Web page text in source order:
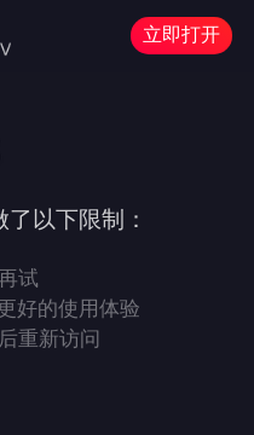
立即打开
以下限制：
试
好的使用体验
重新访问